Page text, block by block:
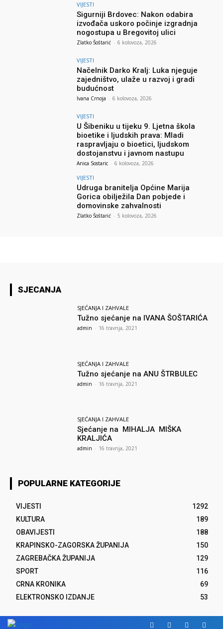
VIJESTI
Sigurniji Brdovec: Nakon odabira
izvođača uskoro počinje izgradnja
nogostupa u Bregovitoj ulici
Zlatko Šoštarić - 6 kolovoza, 2026
VIJESTI
Načelnik Darko Kralj: Luka njeguje
zajedništvo, ulaže u razvoj i gradi
budućnost
Ivana Crnoja - 6 kolovoza, 2026
VIJESTI
U Šibeniku u tijeku 9. Ljetna škola
bioetike i ljudskih prava: Mladi
raspravljaju o bioetici, ljudskom
dostojanstvu i javnom nastupu
Anica Sostaric - 6 kolovoza, 2026
VIJESTI
Udruga branitelja Općine Marija
Gorica obilježila Dan pobjede i
domovinske zahvalnosti
Zlatko Šoštarić - 5 kolovoza, 2026
SJECANJA
SJEĆANJA I ZAHVALE
Tužno sjećanje na IVANA ŠOŠTARIĆA
admin - 16 travnja, 2021
SJEĆANJA I ZAHVALE
Tužno sjećanje na ANU ŠTRBULEC
admin - 16 travnja, 2021
SJEĆANJA I ZAHVALE
Sjećanje na MIHALJA MIŠKA
KRALJIĆA
admin - 16 travnja, 2021
POPULARNE KATEGORIJE
VIJESTI
1292
KULTURA
189
OBAVIJESTI
188
KRAPINSKO-ZAGORSKA ŽUPANIJA
150
ZAGREBAČKA ŽUPANIJA
129
SPORT
116
CRNA KRONIKA
69
ELEKTRONSKO IZDANJE
53